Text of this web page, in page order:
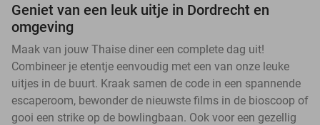
Geniet van een leuk uitje in Dordrecht en
omgeving
Maak van jouw Thaise diner een complete dag uit!
Combineer je etentje eenvoudig met een van onze leuke
uitjes in de buurt. Kraak samen de code in een spannende
escaperoom, bewonder de nieuwste films in de bioscoop of
gooi een strike op de bowlingbaan. Ook voor een gezellig